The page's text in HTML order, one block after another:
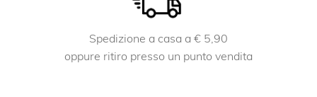
Spedizione a casa a € 5,90
oppure ritiro presso un punto vendita